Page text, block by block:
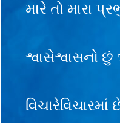
મારે તો મારા
શ્વાસેશ્વાસનો